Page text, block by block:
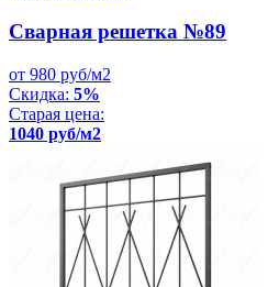
Сварная решетка №89
от 980 руб/м2
Скидка: 5%
Старая цена:
1040 руб/м2